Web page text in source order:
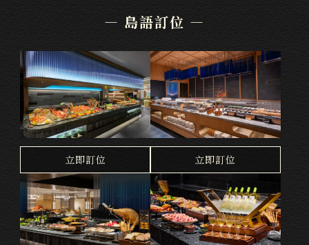
— 島語訂位 —
台北漢來店立即訂位 桃園台茂店立即訂位